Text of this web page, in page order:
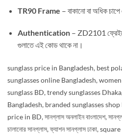
TR90 Frame – বাকানো বা অধিক
Authentication – ZD2101
গুলাতে এই কোড থাকে না।
sunglass price in Bangladesh, best
sunglasses online Bangladesh,
sunglass BD,trendy sunglasses
Bangladesh, branded sunglasses shop
price in BD,সানগ্লাস অনলাইন বাংলাদেশ,
চালানোর সানগ্লাস,ফ্যাশন সানগ্লাস ঢাকা,square